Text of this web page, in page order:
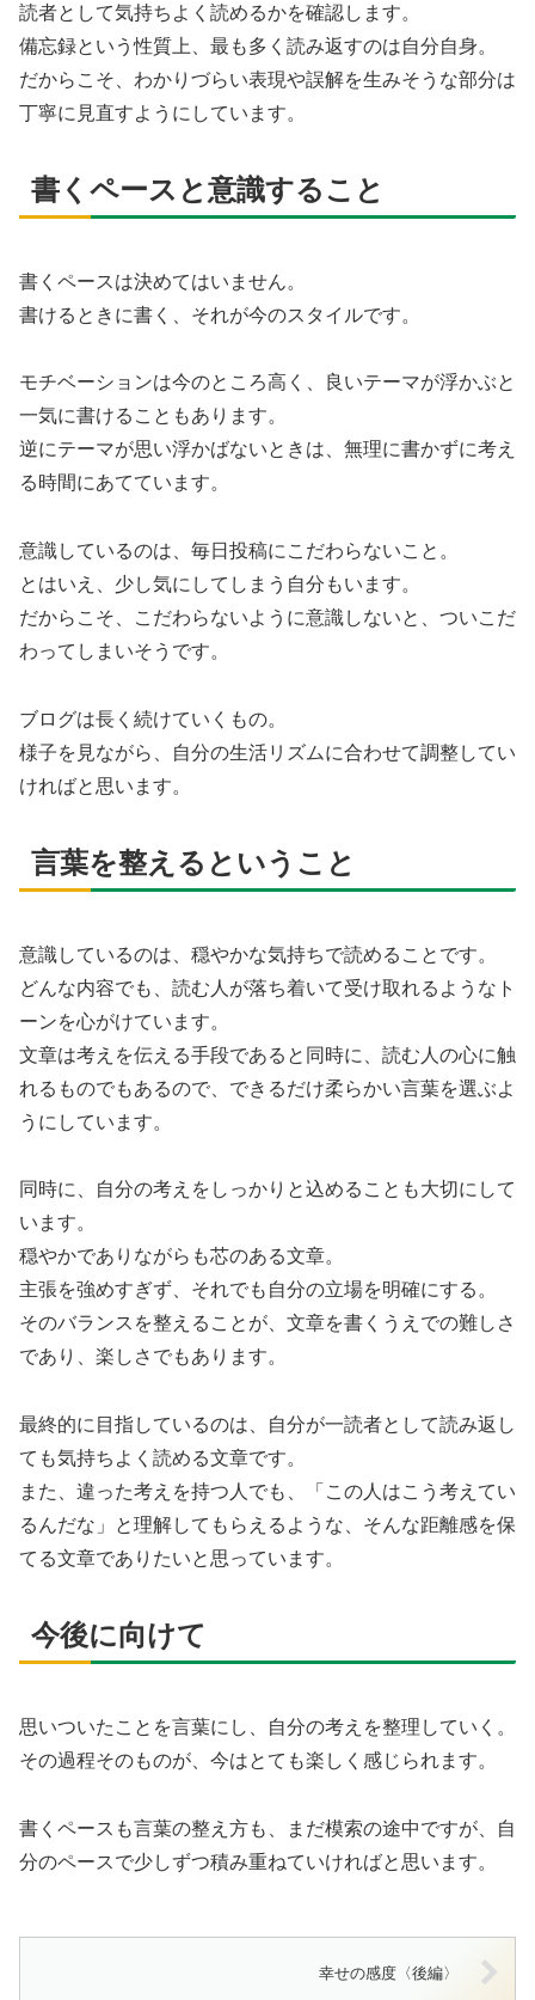
読者として気持ちよく読めるかを確認します。
備忘録という性質上、最も多く読み返すのは自分自身。
だからこそ、わかりづらい表現や誤解を生みそうな部分は
丁寧に見直すようにしています。
書くペースと意識すること
書くペースは決めてはいません。
書けるときに書く、それが今のスタイルです。
モチベーションは今のところ高く、良いテーマが浮かぶと
一気に書けることもあります。
逆にテーマが思い浮かばないときは、無理に書かずに考え
る時間にあてています。
意識しているのは、毎日投稿にこだわらないこと。
とはいえ、少し気にしてしまう自分もいます。
だからこそ、こだわらないように意識しないと、ついこだ
わってしまいそうです。
ブログは長く続けていくもの。
様子を見ながら、自分の生活リズムに合わせて調整してい
ければと思います。
言葉を整えるということ
意識しているのは、穏やかな気持ちで読めることです。
どんな内容でも、読む人が落ち着いて受け取れるようなト
ーンを心がけています。
文章は考えを伝える手段であると同時に、読む人の心に触
れるものでもあるので、できるだけ柔らかい言葉を選ぶよ
うにしています。
同時に、自分の考えをしっかりと込めることも大切にして
います。
穏やかでありながらも芯のある文章。
主張を強めすぎず、それでも自分の立場を明確にする。
そのバランスを整えることが、文章を書くうえでの難しさ
であり、楽しさでもあります。
最終的に目指しているのは、自分が一読者として読み返し
ても気持ちよく読める文章です。
また、違った考えを持つ人でも、「この人はこう考えてい
るんだな」と理解してもらえるような、そんな距離感を保
てる文章でありたいと思っています。
今後に向けて
思いついたことを言葉にし、自分の考えを整理していく。
その過程そのものが、今はとても楽しく感じられます。
書くペースも言葉の整え方も、まだ模索の途中ですが、自
分のペースで少しずつ積み重ねていければと思います。
幸せの感度〈後編〉